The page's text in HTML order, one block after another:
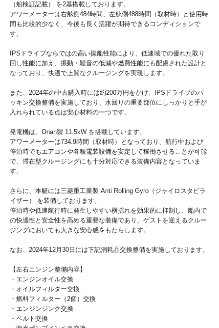
（船検証記載） を2基搭載しております。
アワーメーターは右舷側484時間、左舷側488時間（取材時）と使用時
間も比較的少なく、今後も長く活躍が期待できるコンディションで
す。
IPSドライブならではの高い操船性能により、低速域での優れた取り
回し性能に加え、振動・騒音の低減や燃費性能にも配慮された設計と
なっており、快適で上質なクルージングを実現します。
また、2024年の中古購入時には約200万円をかけ、IPSドライブのパ
ッキン交換整備を実施しており、水回りの重要部位にしっかりと手が
入れられている点は安心材料の一つです。
発電機は、Onan製 11.5kW を搭載しています。
アワーメーターは734.9時間（取材時）となっており、航行中および
停泊時でもエアコンや各種電装設備を安定して稼働させることが可能
で、滞在型クルージングにも十分対応できる装備内容となっていま
す。
さらに、本艇には三菱重工業製 Anti Rolling Gyro（ジャイロスタビラ
イザー） を装備しております。
停泊時や低速航行時に発生しやすい横揺れを効果的に抑制し、船内で
の快適性と安全性を高める重要な装備であり、ゲストを迎えるクルー
ジングにおいても大きな安心感をもたらします。
なお、2024年12月30日には下記消耗品交換整備を実施しております。
【左右エンジン整備内容】
・エンジンオイル交換
・オイルフィルター交換
・燃料フィルター（2個）交換
・エンジンジンク交換
・ベルト交換